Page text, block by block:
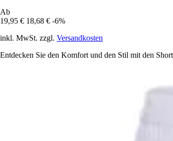
Ab
19,95 € 18,68 € -6%
inkl. MwSt. zzgl. Versandkosten
Entdecken Sie den Komfort und den Stil mit den